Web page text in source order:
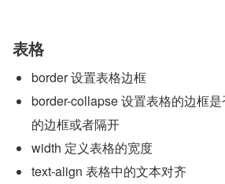
表格
border 设置表格边框
border-collapse 设置表格的边框
的边框或者隔开
width 定义表格的宽度
text-align 表格中的文本对齐